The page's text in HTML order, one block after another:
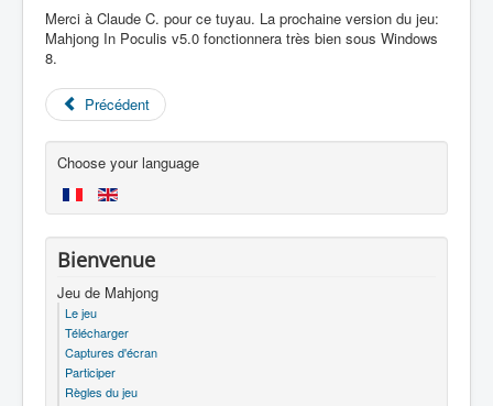
Merci à Claude C. pour ce tuyau. La prochaine version du jeu:
Mahjong In Poculis v5.0 fonctionnera très bien sous Windows
8.
Précédent
Choose your language
Bienvenue
Jeu de Mahjong
Le jeu
Télécharger
Captures d'écran
Participer
Règles du jeu